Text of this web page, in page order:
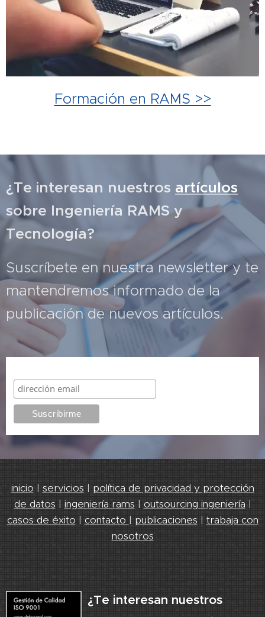
Formación en RAMS >>
¿Te interesan nuestros artículos
sobre Ingeniería RAMS y
Tecnología?
Suscríbete en nuestra newsletter y te
mantendremos informado de la
publicación de nuevos artículos.
inicio | servicios | política de privacidad y protección
de datos | ingeniería rams | outsourcing ingeniería |
casos de éxito | contacto | publicaciones | trabaja con
nosotros
¿Te interesan nuestros